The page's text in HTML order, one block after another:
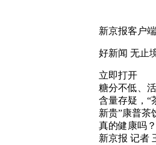
新京报客户端
好新闻 无止
立即打开
糖分不低、
含量存疑，“
新贵”康普茶
真的健康吗？
新京报 记者